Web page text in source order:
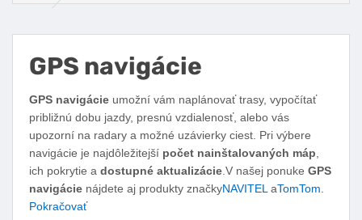
GPS navigácie
GPS navigácie umožní vám naplánovať trasy, vypočítať
približnú dobu jazdy, presnú vzdialenosť, alebo vás
upozorní na radary a možné uzávierky ciest. Pri výbere
navigácie je najdôležitejší počet nainštalovaných máp
ich pokrytie a dostupné aktualizácie .V našej ponuke GPS
navigácie nájdete aj produkty značkyNAVITEL aTomTom
Pokračovať